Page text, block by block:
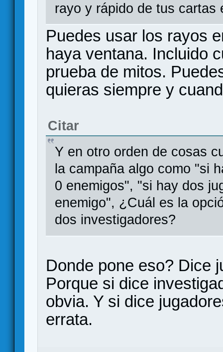
rayo y rápido de tus cartas
Puedes usar los rayos
haya ventana. Incluido
prueba de mitos.
quieras siempre y
Citar
Y en otro orden de cosas
la campaña algo como "si
0 enemigos", "si hay dos
enemigo", ¿Cuál es la
dos investigadores?
Donde pone eso? Dice
Porque si dice
obvia. Y si dice
errata.